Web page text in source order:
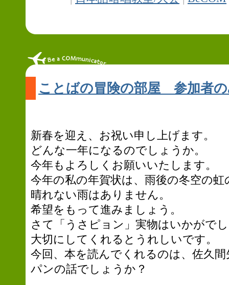
ことばの冒険の部屋 参加者
新春を迎え、お祝い申し上げます。
どんな一年になるのでしょうか。
今年もよろしくお願いいたします。
今年の私の年賀状は、雨後の冬空の
晴れない雨はありません。
希望をもって進みましょう。
さて「うさピョン」実物はいかがで
大切にしてくれるとうれしいです。
今回、本を読んでくれるのは、佐久
パンの話でしょうか？